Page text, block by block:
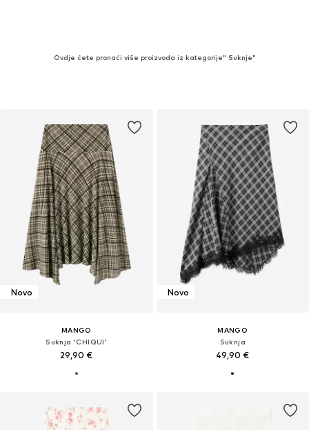
Ovdje ćete pronaći više proizvoda iz kategorije" Suknje"
Novo
MANGO
Suknja 'CHIQUI'
29,90 €
Novo
MANGO
Suknja
49,90 €